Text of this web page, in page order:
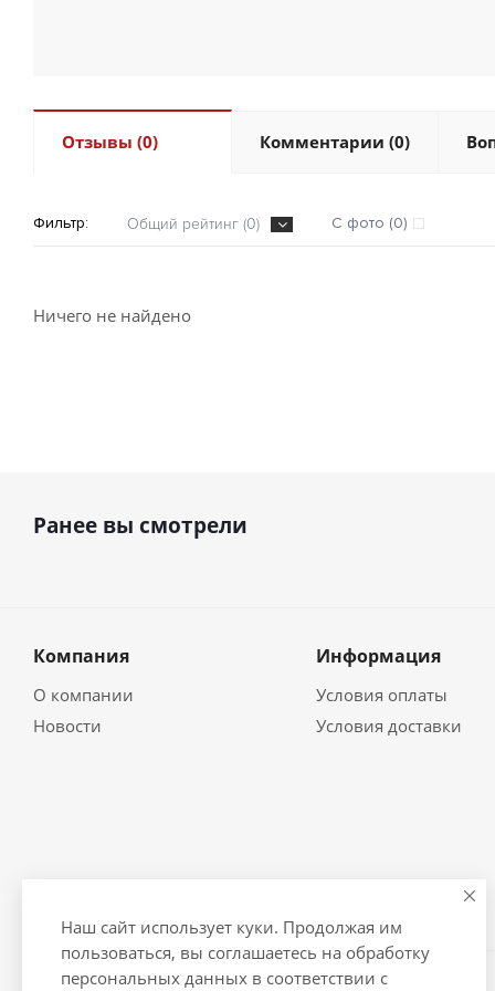
Отзывы (0) Комментарии (0)
Фильтр: Общий рейтинг (0) С фото (0)
Ничего не найдено
Ранее вы смотрели
Компания
О компании
Новости
Информация
Условия оплаты
Условия доставки
Наш сайт использует куки. Продолжая им
пользоваться, вы соглашаетесь на обработку
персональных данных в соответствии с